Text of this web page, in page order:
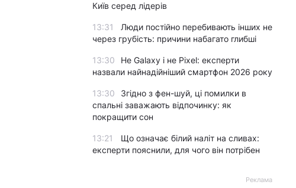
Київ серед лідерів
13:31
Люди постійно перебивають інших не
через грубість: причини набагато глибші
13:30
Не Galaxy і не Pixel: експерти
назвали найнадійніший смартфон 2026 року
13:30
Згідно з фен-шуй, ці помилки в
спальні заважають відпочинку: як
покращити сон
13:21
Що означає білий наліт на сливах:
експерти пояснили, для чого він потрібен
Реклама